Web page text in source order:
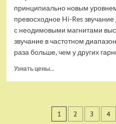
принципиально новым
превосходное Hi-Res
с неодимовыми магнитами
звучание в частотном
раза больше, чем у других
Узнать цены...
наушники
1 2 3 4